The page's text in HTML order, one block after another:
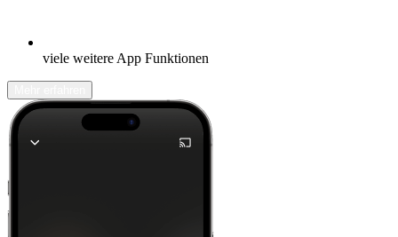
viele weitere App Funktionen